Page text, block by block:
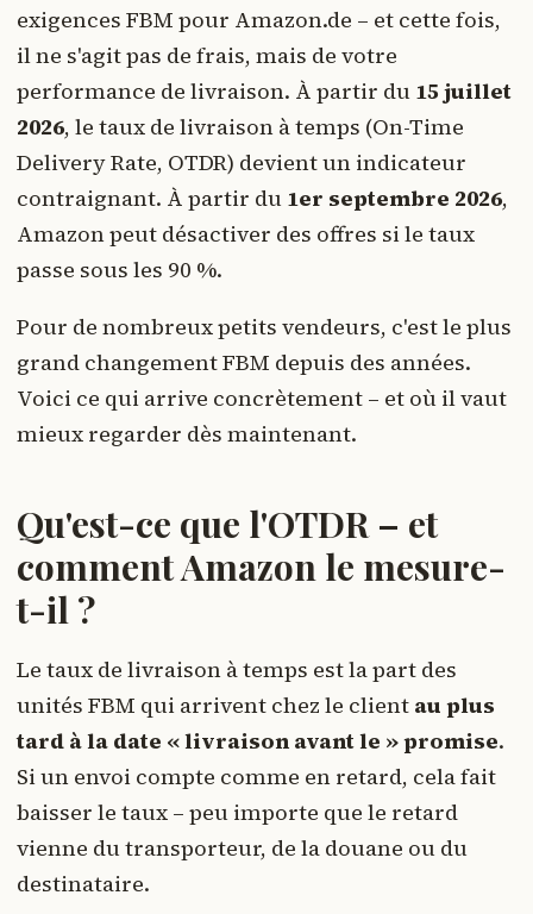
exigences FBM pour Amazon.de – et cette fois,
il ne s'agit pas de frais, mais de votre
performance de livraison. À partir du 15 juillet
2026, le taux de livraison à temps (On-Time
Delivery Rate, OTDR) devient un indicateur
contraignant. À partir du 1er septembre 2026,
Amazon peut désactiver des offres si le taux
passe sous les 90 %.
Pour de nombreux petits vendeurs, c'est le plus
grand changement FBM depuis des années.
Voici ce qui arrive concrètement – et où il vaut
mieux regarder dès maintenant.
Qu'est-ce que l'OTDR – et
comment Amazon le mesure-
t-il ?
Le taux de livraison à temps est la part des
unités FBM qui arrivent chez le client au plus
tard à la date « livraison avant le » promise.
Si un envoi compte comme en retard, cela fait
baisser le taux – peu importe que le retard
vienne du transporteur, de la douane ou du
destinataire.